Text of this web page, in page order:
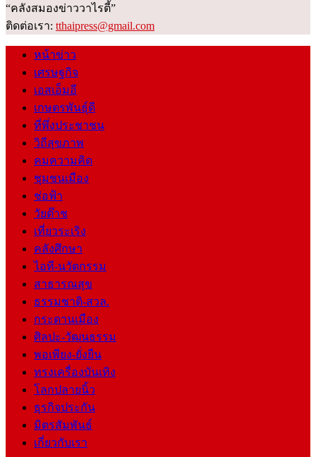
“คลังสมองข่าววาไรตี้”
ติดต่อเรา: tthaipress@gmail.com
หน้าข่าว
เศรษฐกิจ
เอสเอ็มอี
เกษตรพันธุ์ดี
ที่พึ่งประชาชน
วิถีสุขภาพ
คมความคิด
ชุมชนเมือง
ช่อฟ้า
วัยต๊าช
เที่ยวระเริง
คลังศึกษา
ไอที-นวัตกรรม
สาธารณสุข
ธรรมชาติ-สวล.
กระดานเมือง
ศิลปะ-วัฒนธรรม
พอเพียง-ยั่งยืน
ทรงเครื่องบันเทิง
โลกปลายนิ้ว
ธุรกิจประกัน
มิตรสัมพันธ์
เกี่ยวกับเรา